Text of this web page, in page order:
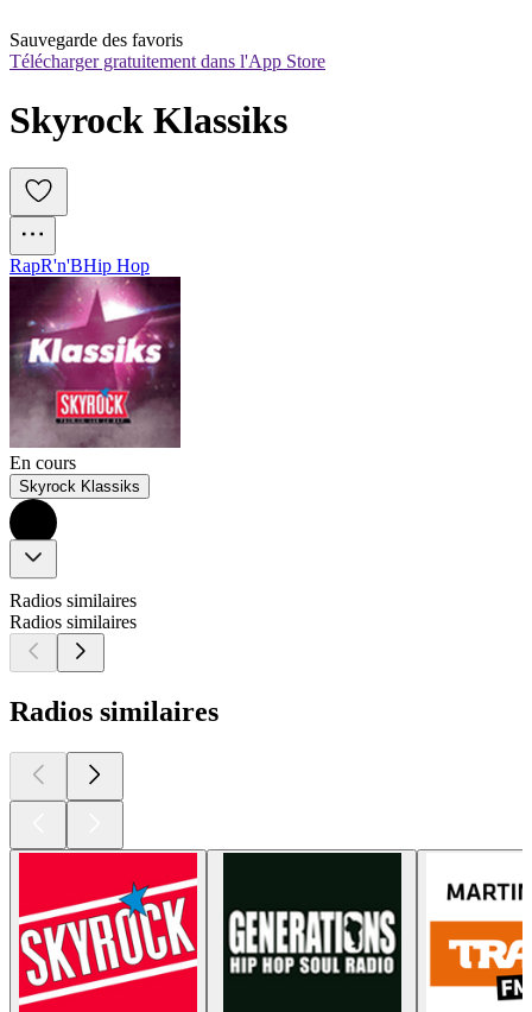
Sauvegarde des favoris
Télécharger gratuitement dans l'App Store
Skyrock Klassiks
RapR'n'BHip Hop
En cours
Skyrock Klassiks
Radios similaires
Radios similaires
Radios similaires